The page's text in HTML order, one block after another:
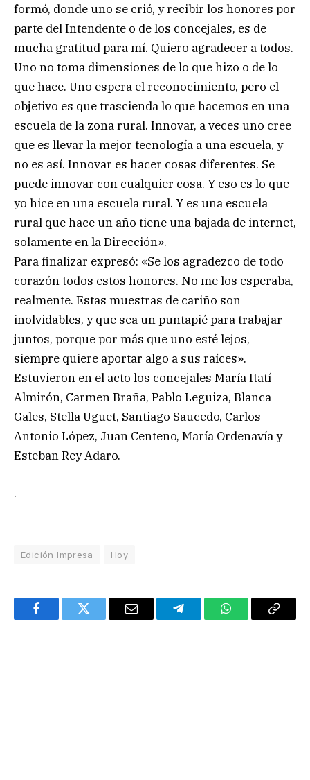
formó, donde uno se crió, y recibir los honores por
parte del Intendente o de los concejales, es de
mucha gratitud para mí. Quiero agradecer a todos.
Uno no toma dimensiones de lo que hizo o de lo
que hace. Uno espera el reconocimiento, pero el
objetivo es que trascienda lo que hacemos en una
escuela de la zona rural. Innovar, a veces uno cree
que es llevar la mejor tecnología a una escuela, y
no es así. Innovar es hacer cosas diferentes. Se
puede innovar con cualquier cosa. Y eso es lo que
yo hice en una escuela rural. Y es una escuela
rural que hace un año tiene una bajada de internet,
solamente en la Dirección».
Para finalizar expresó: «Se los agradezco de todo
corazón todos estos honores. No me los esperaba,
realmente. Estas muestras de cariño son
inolvidables, y que sea un puntapié para trabajar
juntos, porque por más que uno esté lejos,
siempre quiere aportar algo a sus raíces».
Estuvieron en el acto los concejales María Itatí
Almirón, Carmen Braña, Pablo Leguiza, Blanca
Gales, Stella Uguet, Santiago Saucedo, Carlos
Antonio López, Juan Centeno, María Ordenavía y
Esteban Rey Adaro.
.
Edición Impresa Hoy
FacebookTwitter Email TelegramWhatsAppCopy